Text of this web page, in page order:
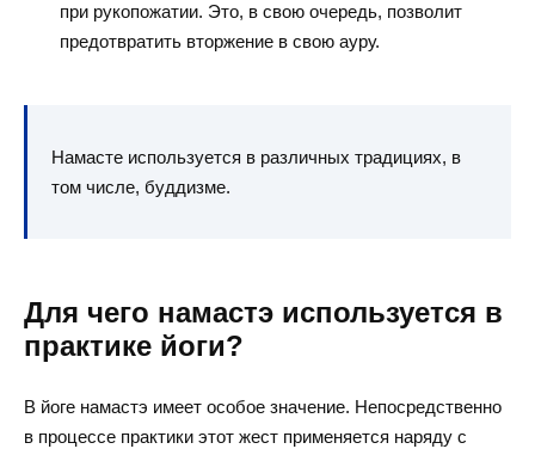
при рукопожатии. Это, в свою очередь, позволит
предотвратить вторжение в свою ауру.
Намасте используется в различных традициях, в
том числе, буддизме.
Для чего намастэ используется в
практике йоги?
В йоге намастэ имеет особое значение. Непосредственно
в процессе практики этот жест применяется наряду с